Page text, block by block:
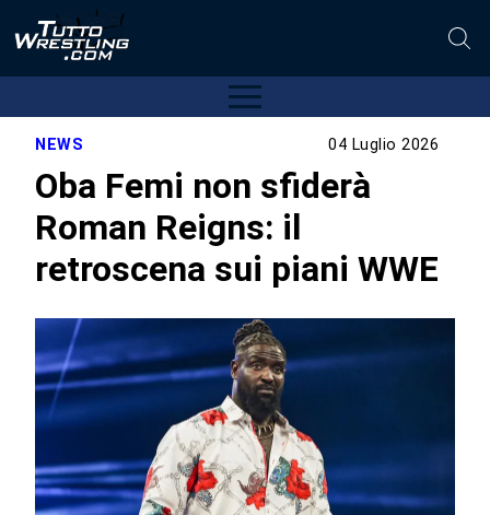
NEWS 04 Luglio 2026
Oba Femi non sfiderà
Roman Reigns: il
retroscena sui piani WWE